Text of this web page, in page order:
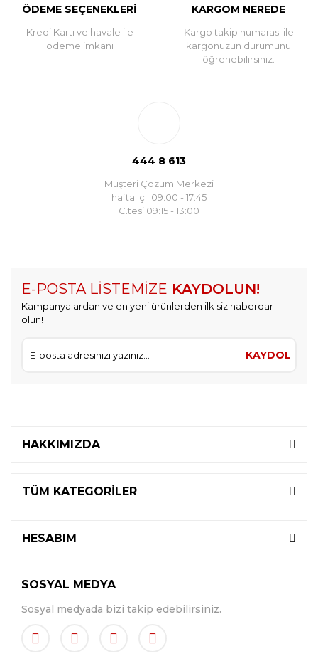
ÖDEME SEÇENEKLERİ
Kredi Kartı ve havale ile
ödeme imkanı
KARGOM NEREDE
Kargo takip numarası ile
kargonuzun durumunu
öğrenebilirsiniz.
444 8 613
Müşteri Çözüm Merkezi
hafta içi: 09:00 - 17:45
C.tesi 09:15 - 13:00
E-POSTA LİSTEMİZE KAYDOLUN!
Kampanyalardan ve en yeni ürünlerden ilk siz haberdar
olun!
KAYDOL
HAKKIMIZDA
TÜM KATEGORİLER
HESABIM
SOSYAL MEDYA
Sosyal medyada bizi takip edebilirsiniz.